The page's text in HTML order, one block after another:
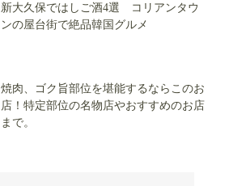
新大久保ではしご酒4選 コリアンタウ
ンの屋台街で絶品韓国グルメ
焼肉、ゴク旨部位を堪能するならこのお
店！特定部位の名物店やおすすめのお店
まで。